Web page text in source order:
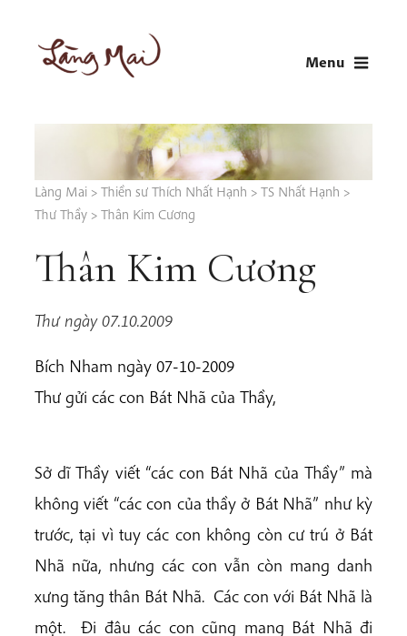
content
Menu
Làng Mai > Thiền sư Thích Nhất Hạnh > TS Nhất Hạnh >
Thư Thầy > Thân Kim Cương
Thân Kim Cương
Thư ngày 07.10.2009
Bích Nham ngày 07-10-2009
Thư gửi các con Bát Nhã của Thầy,
Sở dĩ Thầy viết “các con Bát Nhã của Thầy” mà
không viết “các con của thầy ở Bát Nhã” như kỳ
trước, tại vì tuy các con không còn cư trú ở Bát
Nhã nữa, nhưng các con vẫn còn mang danh
xưng tăng thân Bát Nhã. Các con với Bát Nhã là
một. Đi đâu các con cũng mang Bát Nhã đi